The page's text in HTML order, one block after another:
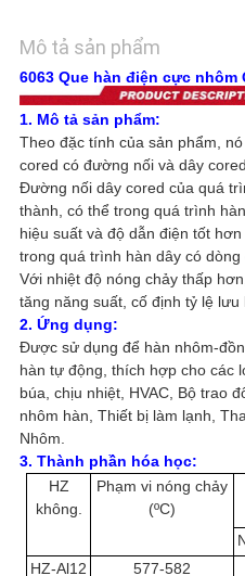
GIÁ
SƠ
ĐỒ
TRANG
WEB
CHÍNH
SÁCH
BẢO
MẬT
Mô tả sản phẩm
6063 Que hàn điện cực nhôm
1. Mô tả sản phẩm:
Theo đặc tính của sản phẩm,
cored có đường nối và dây
Đường nối dây cored của quá
thành, có thể trong quá trình
hiệu suất và độ dẫn điện tốt
trong quá trình hàn dây có dòng
Với nhiệt độ nóng chảy thấp
tăng năng suất, cố định tỷ lệ lưu
2. Ứng dụng:
Được sử dụng để hàn nhôm-
hàn tự động, thích hợp cho các
búa, chịu nhiệt, HVAC, Bộ trao
nhôm hàn, Thiết bị làm lạnh,
Nhôm.
3. Thành phần hóa học:
HZ
không.
Phạm vi nóng chảy
(ºC)
HZ-Al12
577-582